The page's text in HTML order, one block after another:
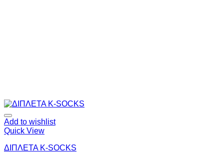
Add to wishlist
Quick View
ΔΙΠΛΕΤΑ K-SOCKS